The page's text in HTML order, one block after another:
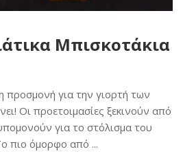
Μπισκοτάκια
προσμονή για την γιορτή των
Οι προετοιμασίες ξεκινούν από
για το στόλισμα του
πιο όμορφο από ...